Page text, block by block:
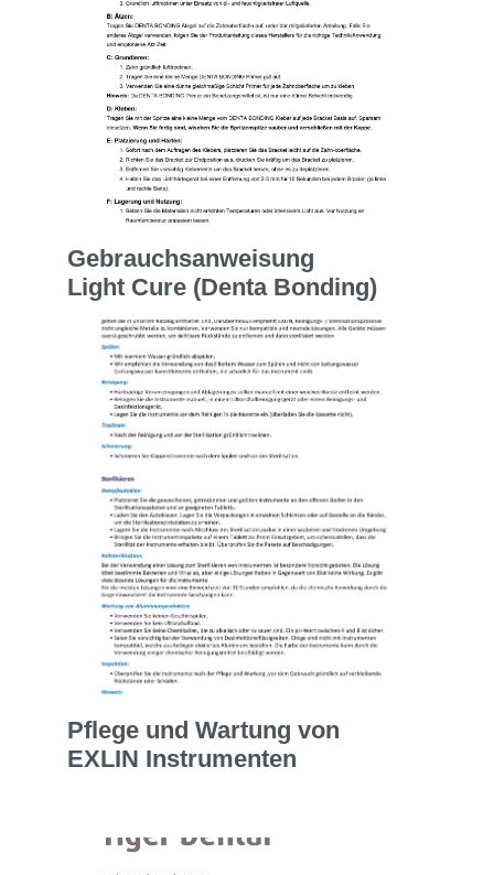
Gebrauchsanweisung
Light Cure (Denta Bonding)
Pflege und Wartung von
EXLIN Instrumenten